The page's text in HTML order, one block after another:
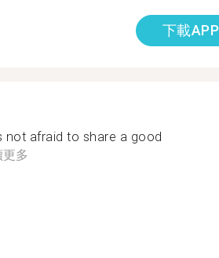
下載APP
not afraid to share a good
多